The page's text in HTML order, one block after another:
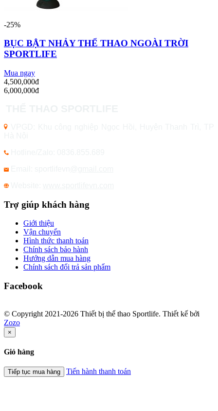
-25%
BỤC BẬT NHẢY THỂ THAO NGOÀI TRỜI
SPORTLIFE
Mua ngay
4,500,000đ
6,000,000đ
Trợ giúp khách hàng
Giới thiệu
Vận chuyển
Hình thức thanh toán
Chính sách bảo hành
Hướng dẫn mua hàng
Chính sách đổi trả sản phẩm
Facebook
© Copyright 2021-2026 Thiết bị thể thao Sportlife. Thiết kế bởi
Zozo
×
Giỏ hàng
Tiếp tục mua hàng Tiến hành thanh toán